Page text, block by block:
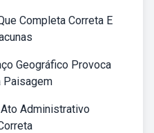
Completa Correta E
Geográfico Provoca
Paisagem
Administrativo